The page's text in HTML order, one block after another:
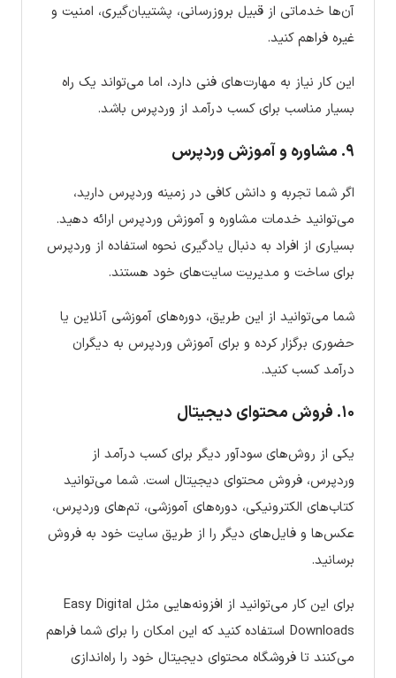
آن‌ها خدماتی از قبیل بروزرسانی، پشتیبان‌گیری، امنیت و
غیره فراهم کنید.
این کار نیاز به مهارت‌های فنی دارد، اما می‌تواند یک راه
بسیار مناسب برای کسب درآمد از وردپرس باشد.
۹. مشاوره و آموزش وردپرس
اگر شما تجربه و دانش کافی در زمینه وردپرس دارید،
می‌توانید خدمات مشاوره و آموزش وردپرس ارائه دهید.
بسیاری از افراد به دنبال یادگیری نحوه استفاده از وردپرس
برای ساخت و مدیریت سایت‌های خود هستند.
شما می‌توانید از این طریق، دوره‌های آموزشی آنلاین یا
حضوری برگزار کرده و برای آموزش وردپرس به دیگران
درآمد کسب کنید.
۱۰. فروش محتوای دیجیتال
یکی از روش‌های سودآور دیگر برای کسب درآمد از
وردپرس، فروش محتوای دیجیتال است. شما می‌توانید
کتاب‌های الکترونیکی، دوره‌های آموزشی، تم‌های وردپرس،
عکس‌ها و فایل‌های دیگر را از طریق سایت خود به فروش
برسانید.
برای این کار می‌توانید از افزونه‌هایی مثل Easy Digital
Downloads استفاده کنید که این امکان را برای شما فراهم
می‌کنند تا فروشگاه محتوای دیجیتال خود را راه‌اندازی